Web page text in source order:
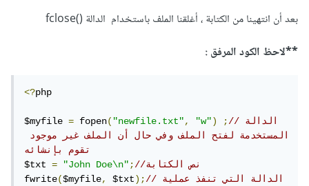
بعد أن انتهينا من الكتابة ، أغلقنا الملف باستخدام الدالة ()fclose
**لاحظ الكود المرفق :
<?php
$myfile = fopen("newfile.txt", "w") ;//الدالة
المستخدمة لفتح الملف وفي حال أن الملف غير موجود
$txt = "John Doe\n";
fwrite($myfile, $txt);//الدالة التي تنفذ عملية